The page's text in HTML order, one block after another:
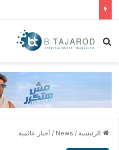
بحث عن
الرئيسية /
News
/ أخبار عالمية